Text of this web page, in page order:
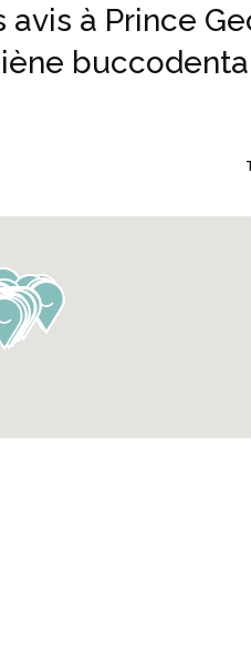
à Prince